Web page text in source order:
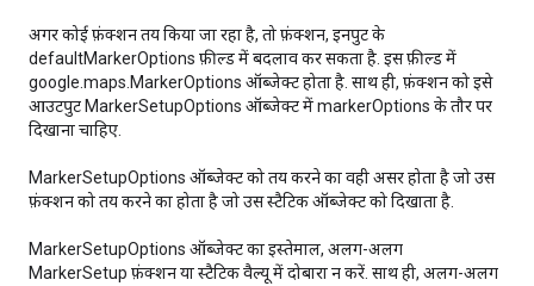
अगर कोई फ़ंक्शन तय किया जा रहा है, तो फ़ंक्शन, इनपुट के
defaultMarkerOptions फ़ील्ड में बदलाव कर सकता है. इस फ़ील्ड में
google.maps.MarkerOptions ऑब्जेक्ट होता है. साथ ही, फ़ंक्शन को इसे
आउटपुट MarkerSetupOptions ऑब्जेक्ट में markerOptions के तौर पर
दिखाना चाहिए.
MarkerSetupOptions ऑब्जेक्ट को तय करने का वही असर होता है जो उस
फ़ंक्शन को तय करने का होता है जो उस स्टैटिक ऑब्जेक्ट को दिखाता है.
MarkerSetupOptions ऑब्जेक्ट का इस्तेमाल, अलग-अलग
MarkerSetup फ़ंक्शन या स्टैटिक वैल्यू में दोबारा न करें. साथ ही, अलग-अलग